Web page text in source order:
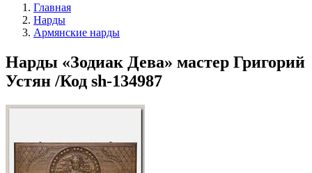
Главная
Нарды
Армянские нарды
Нарды «Зодиак Дева» мастер Григорий
Устян /Код sh-134987